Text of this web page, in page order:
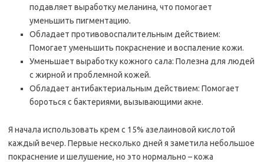
подавляет выработку меланина, что помогает
уменьшить пигментацию.
Обладает противовоспалительным действием:
Помогает уменьшить покраснение и воспаление кожи.
Уменьшает выработку кожного сала: Полезна для людей
с жирной и проблемной кожей.
Обладает антибактериальным действием: Помогает
бороться с бактериями, вызывающими акне.
Я начала использовать крем с 15% азелаиновой кислотой
каждый вечер. Первые несколько дней я заметила небольшое
покраснение и шелушение, но это нормально – кожа